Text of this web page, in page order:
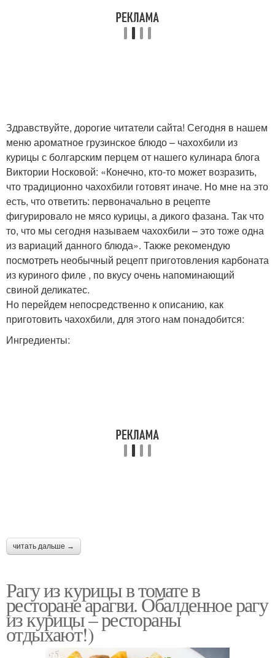
Здравствуйте, дорогие читатели сайта! Сегодня в нашем
меню ароматное грузинское блюдо – чахохбили из
курицы с болгарским перцем от нашего кулинара блога
Виктории Носковой: «Конечно, кто-то может возразить,
что традиционно чахохбили готовят иначе. Но мне на это
есть, что ответить: первоначально в рецепте
фигурировало не мясо курицы, а дикого фазана. Так что
то, что мы сегодня называем чахохбили – это тоже одна
из вариаций данного блюда». Также рекомендую
посмотреть необычный рецепт приготовления карбоната
из куриного филе , по вкусу очень напоминающий
свиной деликатес.
Но перейдем непосредственно к описанию, как
приготовить чахохбили, для этого нам понадобится:
Ингредиенты:
читать дальше →
Рагу из курицы в томате в
ресторане арагви. Обалденное рагу
из курицы – рестораны
отдыхают!)